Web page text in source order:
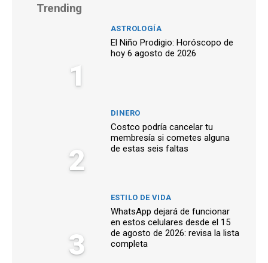
Trending
1
ASTROLOGÍA
El Niño Prodigio: Horóscopo de
hoy 6 agosto de 2026
2
DINERO
Costco podría cancelar tu
membresía si cometes alguna
de estas seis faltas
3
ESTILO DE VIDA
WhatsApp dejará de funcionar
en estos celulares desde el 15
de agosto de 2026: revisa la lista
completa